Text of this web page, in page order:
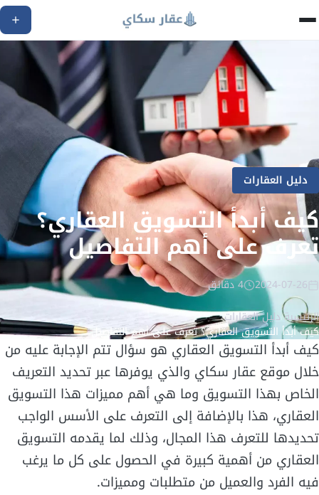
دليل العقارات
كيف أبدأ التسويق العقاري؟
تعرف على أهم التفاصيل
2024-07-26 4 دقائق
الرئيسية/دليل العقارات/
كيف أبدأ التسويق العقاري؟ تعرف على أهم التفاصيل
كيف أبدأ التسويق العقاري هو سؤال تتم الإجابة عليه من
خلال موقع عقار سكاي والذي يوفرها عبر تحديد التعريف
الخاص بهذا التسويق وما هي أهم مميزات هذا التسويق
العقاري، هذا بالإضافة إلى التعرف على الأسس الواجب
تحديدها للتعرف هذا المجال، وذلك لما يقدمه التسويق
العقاري من أهمية كبيرة في الحصول على كل ما يرغب
فيه الفرد والعميل من متطلبات ومميزات.